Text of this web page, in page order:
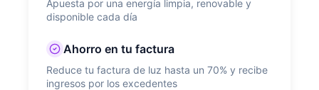
Apuesta por una energía limpia, renovable y
disponible cada día
Ahorro en tu factura
Reduce tu factura de luz hasta un 70% y recibe
ingresos por los excedentes